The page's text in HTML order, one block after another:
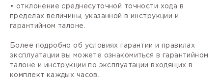
• отклонение среднесуточной точности хода в
пределах величины, указанной в инструкции и
гарантийном талоне.
Более подробно об условиях гарантии и правилах
эксплуатации вы можете ознакомиться в гарантийном
талоне и инструкции по эксплуатации входящих в
комплект каждых часов.